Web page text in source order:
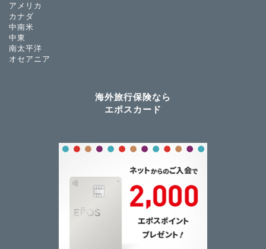
アメリカ
カナダ
中南米
中東
南太平洋
オセアニア
海外旅行保険なら
エポスカード